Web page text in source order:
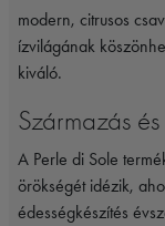
modern, citrusos
ízvilágának
kiváló.
Származás
A Perle di Sole
örökségét idézik,
édességkészítés